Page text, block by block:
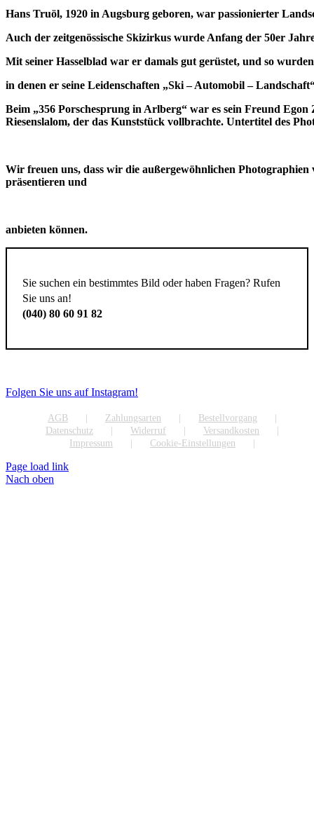
Hans Truöl, 1920 in Augsburg geboren, war passionierter
Auch der zeitgenössische Skizirkus wurde Anfang der 50er
Mit seiner Hasselblad war er damals gut gerüstet, und so
in denen er seine Leidenschaften „Ski – Automobil –
Beim „356 Porschesprung in Arlberg“ war es sein Freund
Riesenslalom, der das Kunststück vollbrachte. Untertitel des
Wir freuen uns, dass wir die außergewöhnlichen
präsentieren und
anbieten können.
Sie suchen ein bestimmtes Bild oder haben Fragen? Rufen
Sie uns an!
(040) 80 60 91 82
Folgen Sie uns auf Instagram!
AGB Zahlungsarten
Bestellvorgang
Datenschutz
Widerruf
Versandkosten
Impressum
Cookie-Einstellungen
Page load link
Nach oben